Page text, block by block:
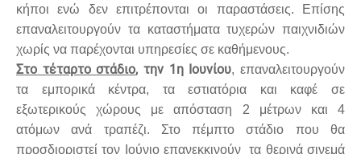
κήποι ενώ δεν επιτρέπονται οι παραστάσεις. Επίσης
επαναλειτουργούν τα καταστήματα τυχερών παιχνιδιών
χωρίς να παρέχονται υπηρεσίες σε καθήμενους.
Στο τέταρτο στάδιο, την 1η Ιουνίου, επαναλειτουργούν
τα εμπορικά κέντρα, τα εστιατόρια και καφέ σε
εξωτερικούς χώρους με απόσταση 2 μέτρων και 4
ατόμων ανά τραπέζι. Στο πέμπτο στάδιο που θα
προσδιοριστεί τον Ιούνιο επανεκκινούν τα θερινά σινεμά